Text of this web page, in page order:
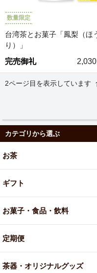
数量限定
台湾茶とお菓子「鳳梨（ほ
り）」
完売御礼
2,030
2ページ目を表示しています
カテゴリから選ぶ
お茶
ギフト
お菓子・食品・飲料
定期便
茶器・オリジナルグッズ